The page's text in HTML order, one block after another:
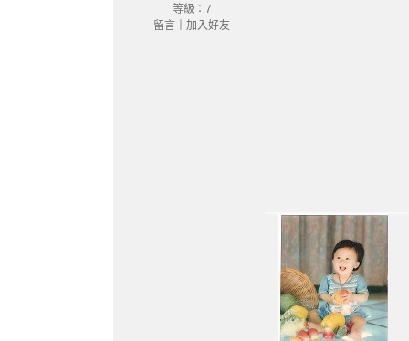
等級：7
留言
加入好友